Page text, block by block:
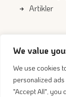
We value
We use cookies
personalized
"Accept All", you
Artikler
Om os
Kontakt
Cookie-